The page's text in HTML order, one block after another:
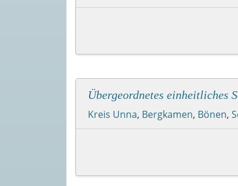
Übergeordnetes einheitliches
Kreis Unna, Bergkamen, Bönen,